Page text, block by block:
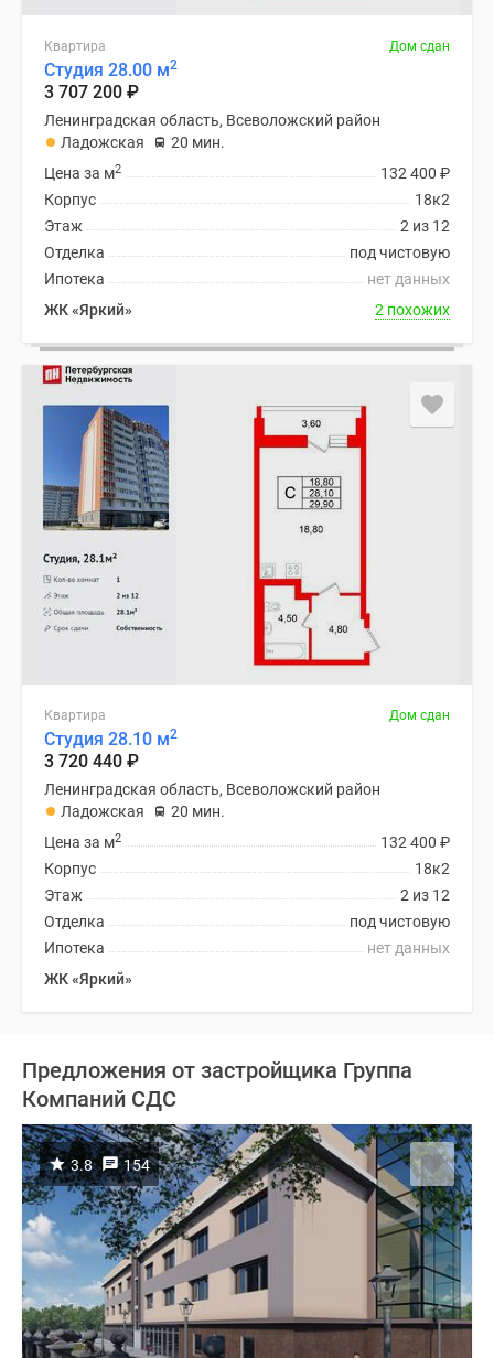
Квартира Дом сдан
Студия 28.00 м2
3 707 200 ₽
Ленинградская область, Всеволожский район
Ладожская
20 мин.
132 400 ₽
Цена за м2
18к2
Корпус
2 из 12
Этаж
под чистовую
Отделка
нет данных
Ипотека
ЖК «Яркий»
2 похожих
Квартира Дом сдан
Студия 28.10 м2
3 720 440 ₽
Ленинградская область, Всеволожский район
Ладожская
20 мин.
132 400 ₽
Цена за м2
18к2
Корпус
2 из 12
Этаж
под чистовую
Отделка
нет данных
Ипотека
ЖК «Яркий»
Предложения от застройщика Группа
Компаний СДС
3.8 154